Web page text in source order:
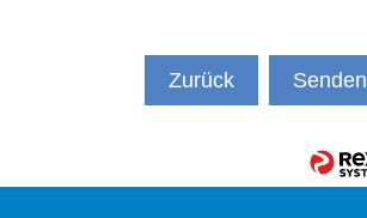
Zurück Senden